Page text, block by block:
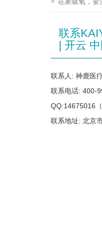
联系
| 开云
联系人: 神鹿医
联系电话: 400-
QQ:14675016（
联系地址: 北京